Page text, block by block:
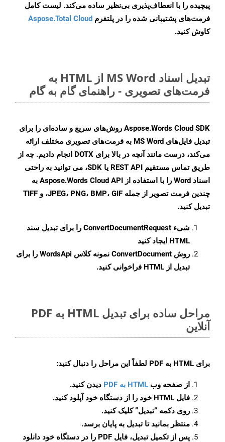
پیچیده را با انعطاف‌پذیری بی‌نظیر ساده می‌کند. لیست کامل
فرمت‌های پشتیبانی شده را در پلتفرم Aspose.Total Cloud
کاوش کنید.
تبدیل اسناد MS Word از HTML به
فرمت‌های تصویری - راهنمای گام به گام
Aspose.Words Cloud SDK روش‌های سریع و ساده‌ای را برای
تبدیل فایل‌های MS Word به فرمت‌های تصویری مختلف ارائه
می‌کند، درست مانند آنچه در بالا برای DOTX انجام دادیم. چه از
طریق تماس مستقیم REST API یا SDK، می توانید به راحتی
اسناد Word را با استفاده از Aspose.Words Cloud API به
چندین فرمت تصویر از جمله JPEG، PNG، BMP، GIF، و TIFF
تبدیل کنید.
شیء ConvertDocumentRequest را برای تبدیل سند
HTML ایجاد کنید
روش ConvertDocument
نمونه کلاس WordsApi را برای
تبدیل از HTML فراخوانی کنید.
مراحل ساده برای تبدیل HTML به PDF
آنلاین
برای HTML به PDF لطفاً این مراحل را دنبال کنید:
از صفحه وب HTML به PDF
دیدن کنید.
فایل HTML خود را از دستگاه خود آپلود کنید.
روی دکمه “تبدیل”کلیک کنید.
منتظر بمانید تا تبدیل به پایان برسد.
پس از تکمیل تبدیل، فایل PDF را در دستگاه خود دانلود